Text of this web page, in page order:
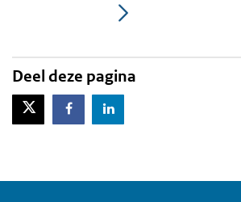
Deel deze pagina
X-TwitterFacebookLinkedIn